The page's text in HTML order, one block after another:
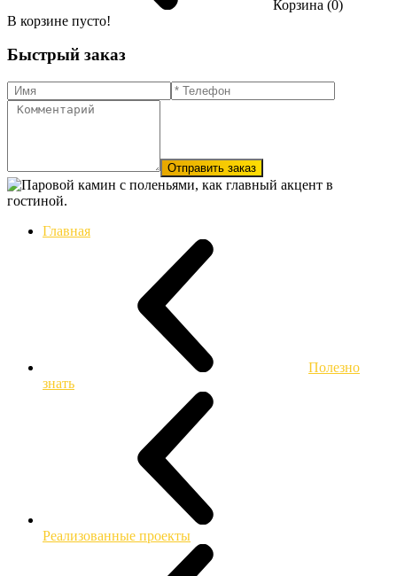
Корзина (0)
В корзине пусто!
Быстрый заказ
Отправить заказ
Главная
Полезно
знать
Реализованные проекты